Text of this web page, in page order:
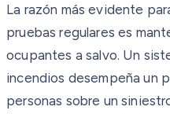
La razón más evidente
pruebas regulares es
ocupantes a salvo. Un
incendios desempeña un
personas sobre un